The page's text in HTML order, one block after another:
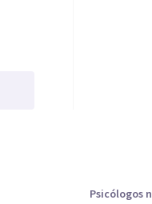
Psicólogos